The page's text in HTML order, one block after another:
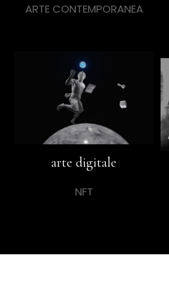
ARTE CONTEMPORANEA
arte digitale
NFT